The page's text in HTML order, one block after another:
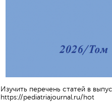
Изучить перечень статей в
https://pediatriajournal.ru/hot